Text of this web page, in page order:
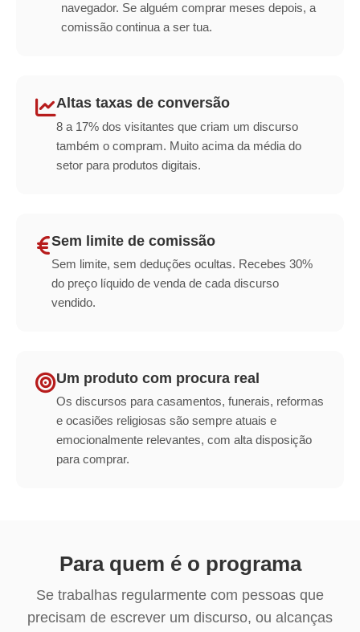
navegador. Se alguém comprar meses depois, a
comissão continua a ser tua.
Altas taxas de conversão
8 a 17% dos visitantes que criam um discurso
também o compram. Muito acima da média do
setor para produtos digitais.
Sem limite de comissão
Sem limite, sem deduções ocultas. Recebes 30%
do preço líquido de venda de cada discurso
vendido.
Um produto com procura real
Os discursos para casamentos, funerais, reformas
e ocasiões religiosas são sempre atuais e
emocionalmente relevantes, com alta disposição
para comprar.
Para quem é o programa
Se trabalhas regularmente com pessoas que
precisam de escrever um discurso, ou alcanças